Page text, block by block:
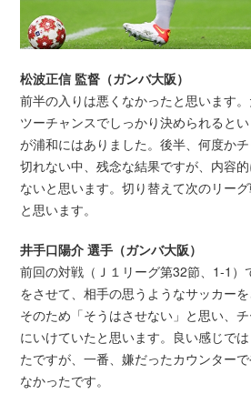
松波正信 監督（ガンバ大阪）
前半の入りは悪くなかったと思います。
ツーチャンスでしっかり決められると
が浦和にはありました。後半、何度か
切れない中、残念な結果ですが、内容
ないと思います。切り替えて次のリー
と思います。
井手口陽介 選手（ガンバ大阪）
前回の対戦（Ｊ１リーグ第32節、1-1）
をさせて、相手の思うようなサッカーを
そのため「そうはさせない」と思い、
にいけていたと思います。良い感じで
たですが、一番、嫌だったカウンター
なかったです。